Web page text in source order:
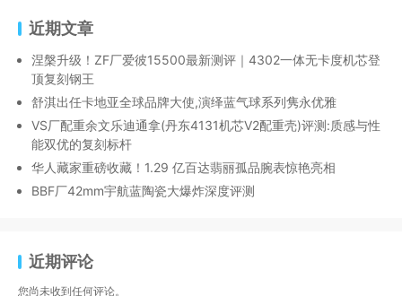
近期文章
涅槃升级！ZF厂爱彼15500最新测评｜4302一体无卡度机芯登
顶复刻钢王
舒淇出任卡地亚全球品牌大使,演绎蓝气球系列隽永优雅
VS厂配重余文乐迪通拿(丹东4131机芯V2配重壳)评测:质感与性
能双优的复刻标杆
华人藏家重磅收藏！1.29 亿百达翡丽孤品腕表惊艳亮相
BBF厂42mm宇航蓝陶瓷大爆炸深度评测
近期评论
您尚未收到任何评论。